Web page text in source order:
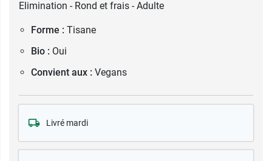
Elimination - Rond et frais - Adulte
Forme : Tisane
Bio : Oui
Convient aux : Vegans
Livré mardi